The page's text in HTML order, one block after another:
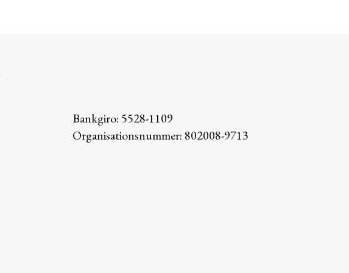
Bankgiro: 5528-1109
Organisationsnummer: 802008-9713